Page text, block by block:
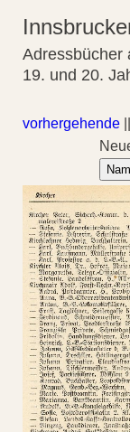
Adressbücher
19. und 20.
vorhergehende